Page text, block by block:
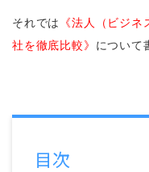
それでは
《法人（ビジ
社を徹底比較》 について
目次